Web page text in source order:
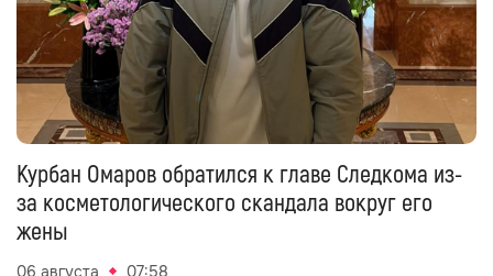
Курбан Омаров обратился к главе Следкома из-
за косметологического скандала вокруг его
жены
06 августа 07:58